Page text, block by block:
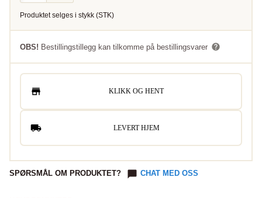
Produktet selges i stykk (STK)
OBS! Bestillingstillegg kan tilkomme på bestillingsvarer
KLIKK OG HENT
LEVERT HJEM
SPØRSMÅL OM PRODUKTET? CHAT MED OSS